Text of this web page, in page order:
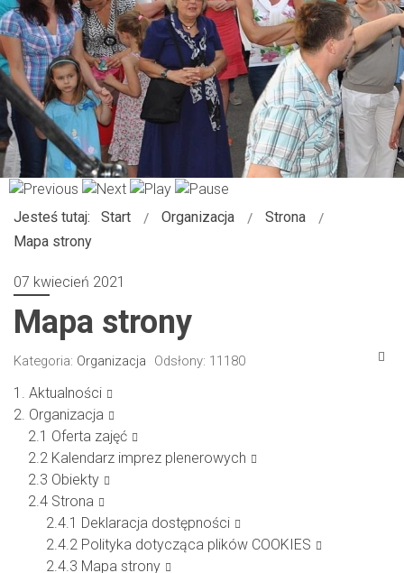
Jesteś tutaj: Start Organizacja
Strona
Mapa strony
07 kwiecień 2021
Mapa strony
Kategoria: Organizacja Odsłony: 11180
1. Aktualności
2. Organizacja
2.1 Oferta zajęć
2.2 Kalendarz imprez plenerowych
2.3 Obiekty
2.4 Strona
2.4.1 Deklaracja dostępności
2.4.2 Polityka dotycząca plików COOKIES
2.4.3 Mapa strony